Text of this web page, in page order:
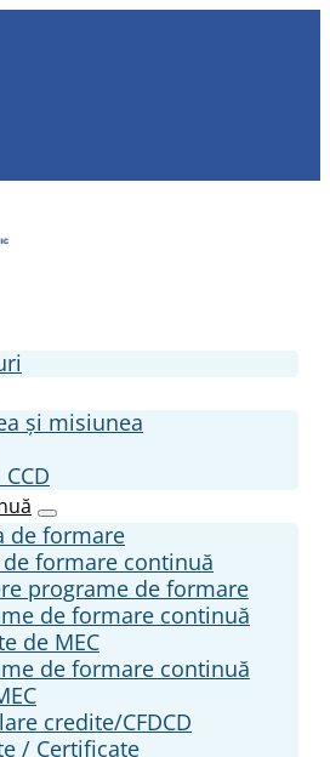
și misiunea
de formare
formare continuă
programe de formare
de formare continuă
de MEC
de formare continuă
credite/CFDCD
/ Certificate